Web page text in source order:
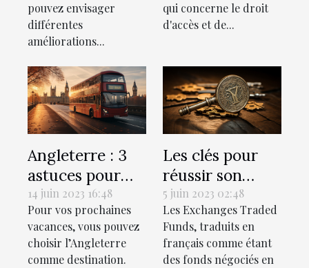
pouvez envisager
différentes
améliorations...
qui concerne le droit
d'accès et de...
Angleterre : 3
astuces pour
bien préparer
ce voyage
14 juin 2023 16:48
Pour vos prochaines
vacances, vous pouvez
choisir l’Angleterre
comme destination.
Les clés pour
réussir son
investissement
dans les ETF
5 juin 2023 02:48
Les Exchanges Traded
Funds, traduits en
français comme étant
des fonds négociés en